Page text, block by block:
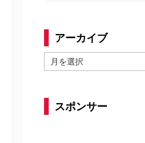
アーカイブ
ー
スポンサー